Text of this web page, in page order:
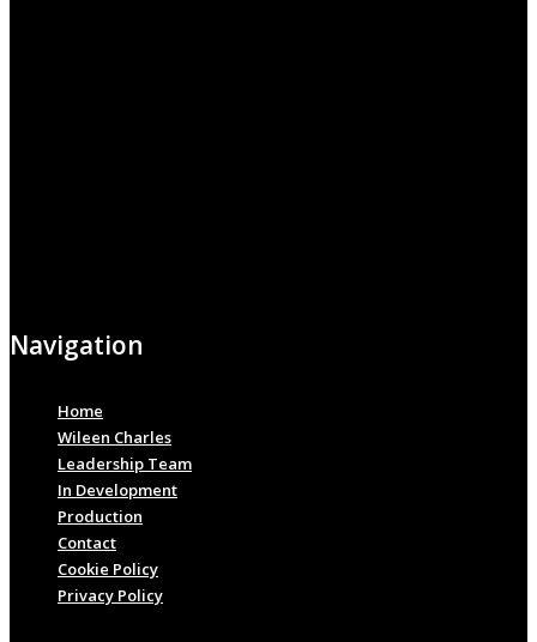
Navigation
Home
Wileen Charles
Leadership Team
In Development
Production
Contact
Cookie Policy
Privacy Policy